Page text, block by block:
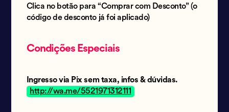
Clica no botão para “Comprar com Desconto” (o
código de desconto já foi aplicado)
Condições Especiais
Ingresso via Pix sem taxa, infos & dúvidas.
http://wa.me/5521971312111